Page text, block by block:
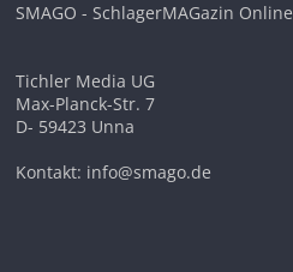
SMAGO - SchlagerMAGazin Online
Tichler Media UG
Max-Planck-Str. 7
D- 59423 Unna
Kontakt: info@smago.de